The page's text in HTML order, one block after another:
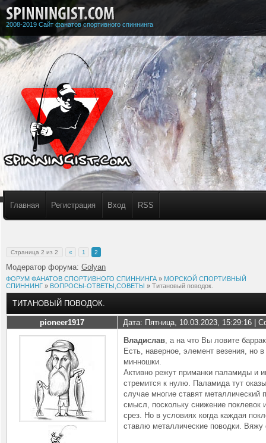
2008-2019 Сайт фанатов спортивного спиннинга
Главная Регистрация Вход RSS
Страница 2 из 2 « 1 2
Модератор форума: Golyan
ФОРУМ ФАНАТОВ СПОРТИВНОГО СПИННИНГА » МОРСКОЙ СПОРТИВНЫЙ
СПИННИНГ » ВОПРОСЫ-ОТВЕТЫ,СОВЕТЫ » Титановый поводок.
ТИТАНОВЫЙ ПОВОДОК.
pioneer1917 Дата: Пятница, 10.03.2023, 15:29:16 |
Владислав, а на что Вы ловите
Есть, наверное, элемент везения,
минношки.
Активно режут приманки паламиды и
стремится к нулю. Паламида тут
случае многие ставят металлический
смысл, поскольку снижение поклевок
срез. Но в условиях когда каждая
ставлю металлические поводки.